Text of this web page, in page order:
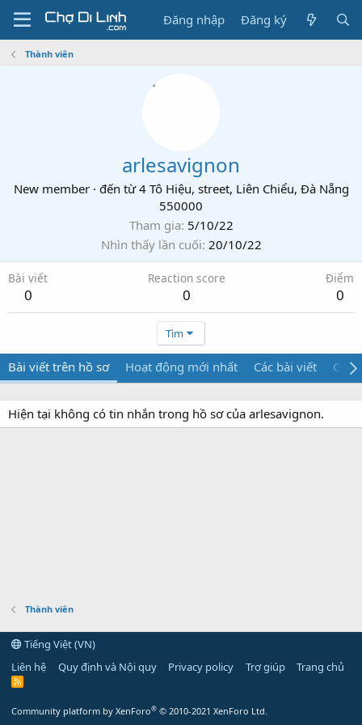
Đăng nhập Đăng ký
Thành viên
arlesavignon
New member · đến từ 4 Tô Hiệu, street, Liên Chiểu, Đà Nẵng
550000
Tham gia 5/10/22
Nhìn thấy lần cuối 20/10/22
Bài viết
0
Reaction score
0
Điểm
0
Tìm
Bài viết trên hồ sơ Hoạt động mới nhất Các bài viết Giới
Hiện tại không có tin nhắn trong hồ sơ của arlesavignon.
Thành viên
Tiếng Việt (VN)
Liên hệ
Quy định và Nội quy Privacy policy Trợ giúp Trang chủ
R
Community platform by XenForo® © 2010-2021 XenForo Ltd.